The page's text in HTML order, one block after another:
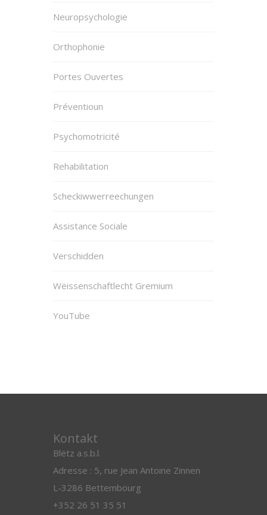
Neuropsychologie
Orthophonie
Portes Ouvertes
Préventioun
Psychomotricité
Rehabilitation
Scheckiwwerreechungen
Assistance Sociale
Verschidden
Wëissenschaftlecht Gremium
YouTube
Kontakt
Blëtz a.s.b.l.
Adresse : 5, rue Jean Antoine Zinnen
L-3286 Bettembourg
+352 26 51 35 51